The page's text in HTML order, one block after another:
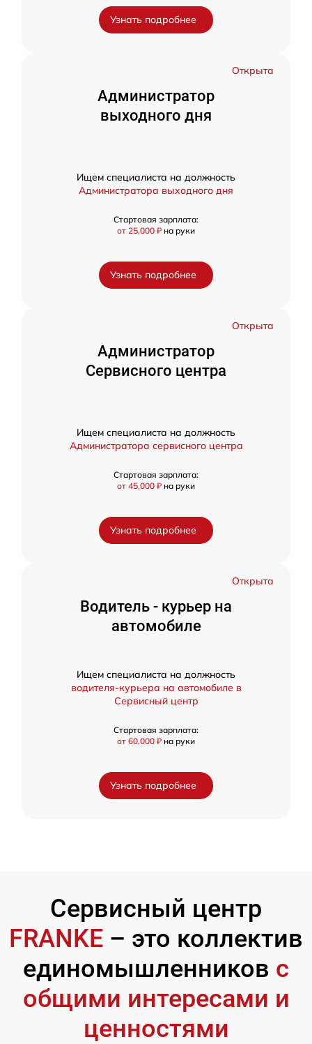
Узнать подробнее
Открыта
Администратор
выходного дня
Ищем специалиста на должность
Администратора выходного дня
Стартовая зарплата:
от 25,000 ₽ на руки
Узнать подробнее
Открыта
Администратор
Сервисного центра
Ищем специалиста на должность
Администратора сервисного центра
Стартовая зарплата:
от 45,000 ₽ на руки
Узнать подробнее
Открыта
Водитель - курьер на
автомобиле
Ищем специалиста на должность
водителя-курьера на автомобиле в
Сервисный центр
Стартовая зарплата:
от 60,000 ₽ на руки
Узнать подробнее
Сервисный центр
FRANKE – это коллектив
единомышленников с
общими интересами и
ценностями